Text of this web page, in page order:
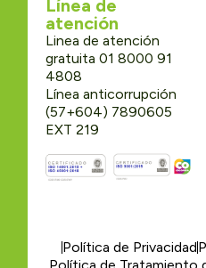
Línea de
atención
Linea de atención
gratuita 01 8000 91
4808
Línea anticorrupción
(57+604) 7890605
EXT 219
Política de Privacidad